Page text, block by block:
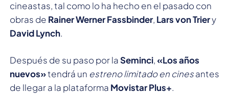
cineastas, tal como lo ha hecho en el pasado con
obras de Rainer Werner Fassbinder, Lars von Triery
David Lynch.
Después de su paso por laSeminci, «Los años
nuevos»tendrá un estreno limitado en cinesantes
de llegar a la plataforma Movistar Plus+.